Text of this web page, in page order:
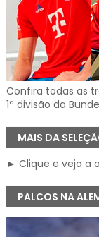
Confira todas as
1ª divisão da
MAIS DA
► Clique e veja a
PALCOS NA